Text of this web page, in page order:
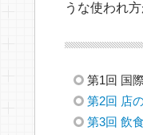
うな使われ
第1回 国
第2回 店
第3回 飲